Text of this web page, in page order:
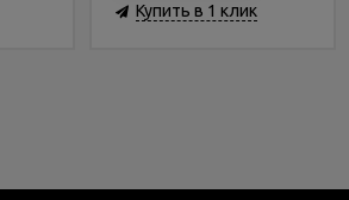
Купить в 1 клик